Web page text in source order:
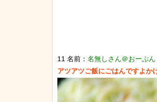
11 名前： 名無しさん＠おーぷん